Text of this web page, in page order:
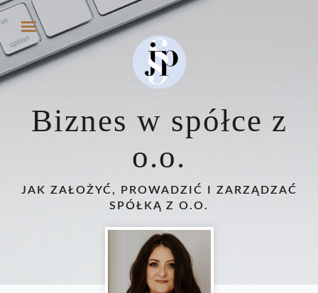
Biznes w spółce z
o.o.
JAK ZAŁOŻYĆ, PROWADZIĆ I ZARZĄDZAĆ
SPÓŁKĄ Z O.O.